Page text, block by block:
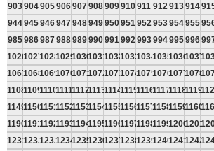
903904905906907908909910911 912 913914
944945946947948949950951 952 953954955
985986987988989990991 992 993994995996
102610271028102910301031103210331034103510361037
106710681069107010711072107310741075107610771078
110811091110111111121113111411151116111711181119
114911501151115211531154115511561157115811591160
119011911192119311941195119611971198119912001201
123112321233123412351236123712381239124012411242